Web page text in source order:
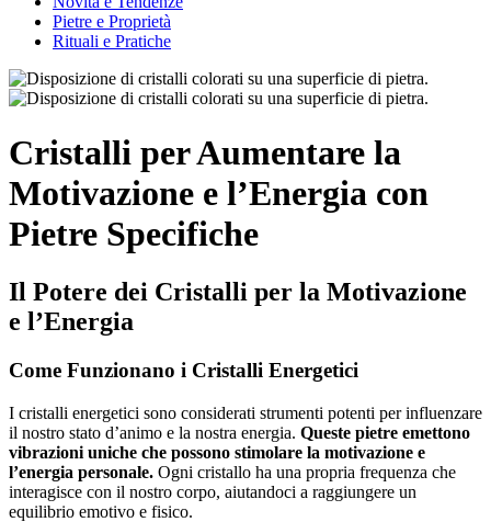
Pietre e Proprietà
Rituali e Pratiche
Cristalli per Aumentare la
Motivazione e l’Energia con
Pietre Specifiche
Il Potere dei Cristalli per la Motivazione
e l’Energia
Come Funzionano i Cristalli Energetici
I cristalli energetici sono considerati strumenti potenti per influenzare
il nostro stato d’animo e la nostra energia. Queste pietre emettono
vibrazioni uniche che possono stimolare la motivazione e
l’energia personale. Ogni cristallo ha una propria frequenza che
interagisce con il nostro corpo, aiutandoci a raggiungere un
equilibrio emotivo e fisico.